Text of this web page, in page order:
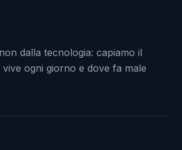
dalla tecnologia: capiamo il
ogni giorno e dove fa male